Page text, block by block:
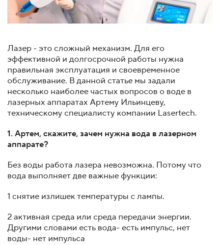
Лазер - это сложный механизм. Для его
эффективной и долгосрочной работы нужна
правильная эксплуатация и своевременное
обслуживание. В данной статье мы задали
несколько наиболее частых вопросов о воде в
лазерных аппаратах Артему Ильинцеву,
техническому специалисту компании Lasertech.
1. Артем, скажите, зачем нужна вода в лазерном
аппарате?
Без воды работа лазера невозможна. Потому что
вода выполняет две важные функции:
1 снятие излишек температуры с лампы.
2 активная среда или среда передачи энергии.
Другими словами есть вода- есть импульс, нет
воды- нет импульса